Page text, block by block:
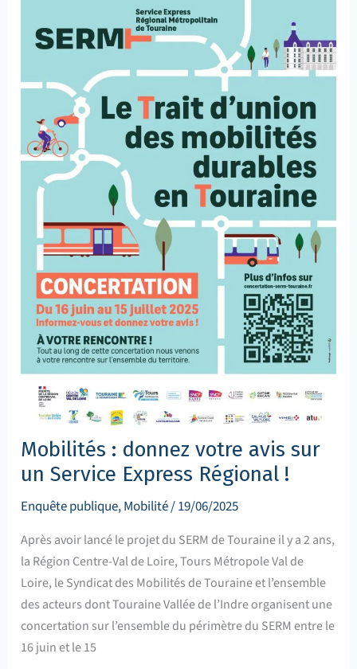
Mobilités : donnez votre avis sur
un Service Express Régional !
Enquête publique,Mobilité/19/06/2025
Après avoir lancé le projet du SERM de Touraine il y a 2 ans,
la Région Centre-Val de Loire, Tours Métropole Val de
Loire, le Syndicat des Mobilités de Touraine et l’ensemble
des acteurs dont Touraine Vallée de l’Indre organisent une
concertation sur l’ensemble du périmètre du SERM entre le
16 juin et le 15
avis
sur
un
Express
Régional